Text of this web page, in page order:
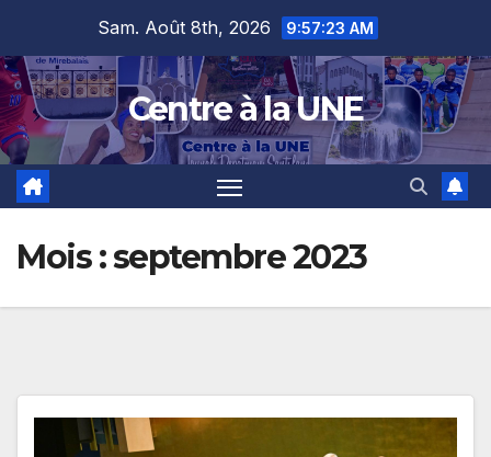
content
Sam. Août 8th, 2026 9:57:25 AM
Centre à la UNE
Mois :septembre 2023